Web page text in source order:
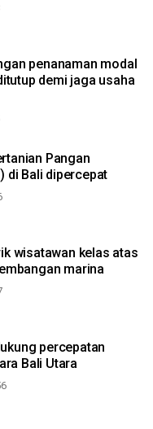
penanaman modal
demi jaga usaha
Pangan
di Bali dipercepat
wisatawan kelas atas
marina
percepatan
Bali Utara